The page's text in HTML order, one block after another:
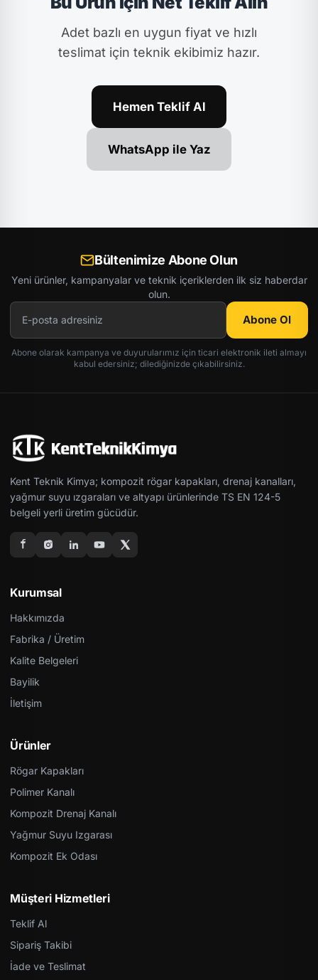
Adet bazlı en uygun fiyat ve hızlı
teslimat için teknik ekibimiz hazır.
Hemen Teklif Al
WhatsApp ile Yaz
Bültenimize Abone Olun
Yeni ürünler, kampanyalar ve teknik içeriklerden ilk siz haberdar
olun.
Abone Ol
Abone olarak kampanya ve duyurularımız için ticari elektronik ileti almayı
kabul edersiniz; dilediğinizde çıkabilirsiniz.
Kent Teknik Kimya; kompozit rögar kapakları, drenaj kanalları,
yağmur suyu ızgaraları ve altyapı ürünlerinde TS EN 124-5
belgeli yerli üretim gücüdür.
Kurumsal
Hakkımızda
Fabrika / Üretim
Kalite Belgeleri
Bayilik
İletişim
Ürünler
Rögar Kapakları
Polimer Kanalı
Kompozit Drenaj Kanalı
Yağmur Suyu Izgarası
Kompozit Ek Odası
Müşteri Hizmetleri
Teklif Al
Sipariş Takibi
İade ve Teslimat